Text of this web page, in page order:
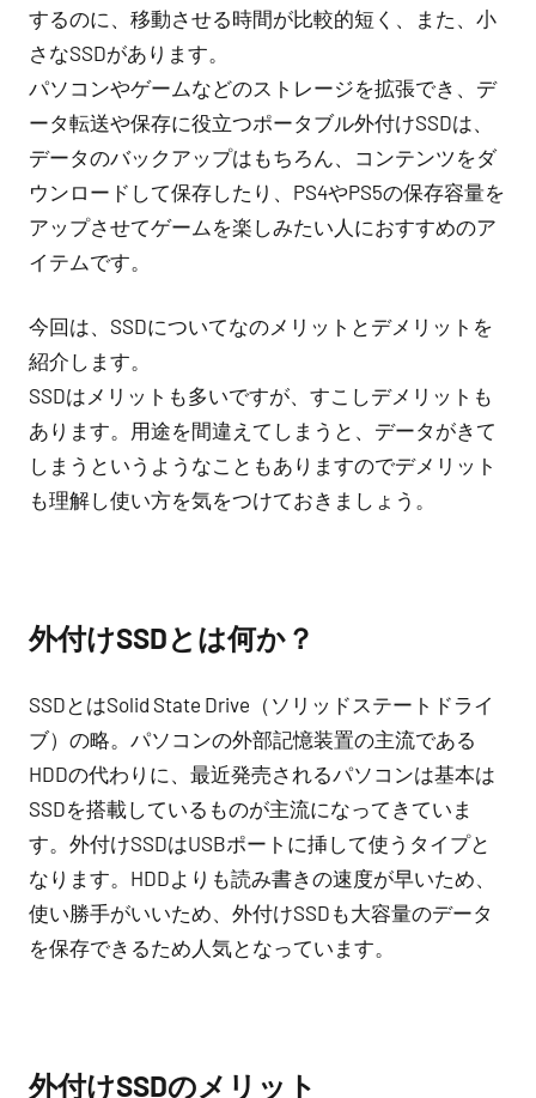
するのに、移動させる時間が比較的短く、また、小
さなSSDがあります。
パソコンやゲームなどのストレージを拡張でき、デ
ータ転送や保存に役立つポータブル外付けSSDは、
データのバックアップはもちろん、コンテンツをダ
ウンロードして保存したり、PS4やPS5の保存容量を
アップさせてゲームを楽しみたい人におすすめのア
イテムです。
今回は、SSDについてなのメリットとデメリットを
紹介します。
SSDはメリットも多いですが、すこしデメリットも
あります。用途を間違えてしまうと、データがきて
しまうというようなこともありますのでデメリット
も理解し使い方を気をつけておきましょう。
外付けSSDとは何か？
SSDとはSolid State Drive（ソリッドステートドライ
ブ）の略。パソコンの外部記憶装置の主流である
HDDの代わりに、最近発売されるパソコンは基本は
SSDを搭載しているものが主流になってきていま
す。外付けSSDはUSBポートに挿して使うタイプと
なります。HDDよりも読み書きの速度が早いため、
使い勝手がいいため、外付けSSDも大容量のデータ
を保存できるため人気となっています。
外付けSSDのメリット